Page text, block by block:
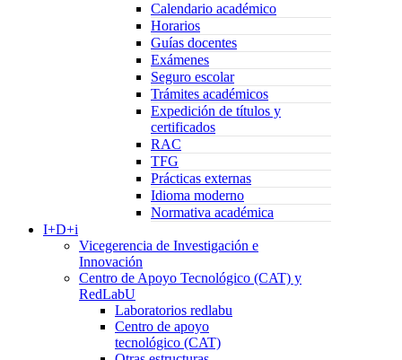
Calendario académico
Horarios
Guías docentes
Exámenes
Seguro escolar
Trámites académicos
Expedición de títulos y
certificados
RAC
TFG
Prácticas externas
Idioma moderno
Normativa académica
I+D+i
Vicegerencia de Investigación e
Innovación
Centro de Apoyo Tecnológico (CAT) y
RedLabU
Laboratorios redlabu
Centro de apoyo
tecnológico (CAT)